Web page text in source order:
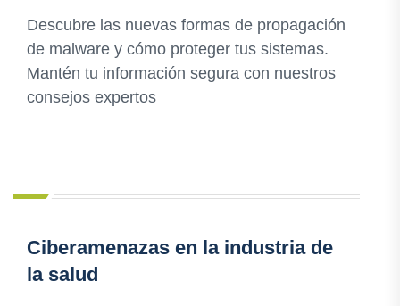
Descubre las nuevas formas de propagación
de malware y cómo proteger tus sistemas.
Mantén tu información segura con nuestros
consejos expertos
Ciberamenazas en la industria de
la salud